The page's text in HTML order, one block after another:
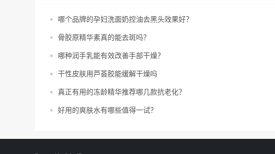
哪个品牌的孕妇洗面奶控油去黑头效果好？
骨胶原精华素真的能去斑吗？
哪种润手乳能有效改善手部干燥？
干性皮肤用芦荟胶能缓解干燥吗
真正有用的冻龄精华推荐哪几款抗老化？
好用的爽肤水有哪些值得一试？